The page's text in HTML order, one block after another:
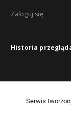
Zaloguj się
Historia
Serwis